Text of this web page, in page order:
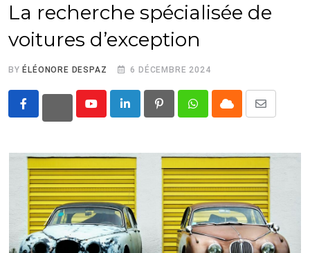
La recherche spécialisée de
voitures d’exception
BY ÉLÉONORE DESPAZ 6 DÉCEMBRE 2024
YoutubeLinkedIn PinterestWhatsappCloud
Share
Email